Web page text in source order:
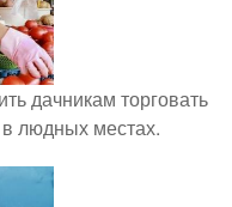
дачникам торговать
людных местах.